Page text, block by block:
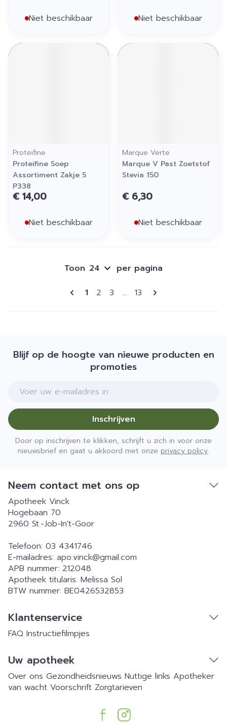
Niet beschikbaar Niet beschikbaar
Proteifine
Proteifine Soep
Assortiment Zakje 5
P338
€ 14,00
Niet beschikbaar
Marque Verte
Marque V Past Zoetstof
Stevia 150
€ 6,30
Niet beschikbaar
Pagina's
U lees momenteel pagina
1 Pagina
2 Pagina
3 ... Pagina
13
Toon per pagina
Blijf op de hoogte van nieuwe producten en
promoties
E-mail adres
Inschrijven
Door op inschrijven te klikken, schrijft u zich in voor onze
nieuwsbrief en gaat u akkoord met onze privacy policy.
Neem contact met ons op
Apotheek Vinck
Hogebaan 70
2960 St.-Job-In't-Goor
Telefoon: 03 4341746
E-mailadres: apo.vinck@gmail.com
APB nummer: 212048
Apotheek titularis: Melissa Sol
BTW nummer: BE0426532853
Klantenservice
FAQ Instructiefilmpjes
Uw apotheek
Over ons Gezondheidsnieuws Nuttige links Apotheker
van wacht Voorschrift Zorgtarieven